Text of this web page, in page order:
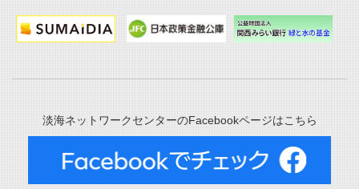
淡海ネットワークセンターのFacebookページはこちら